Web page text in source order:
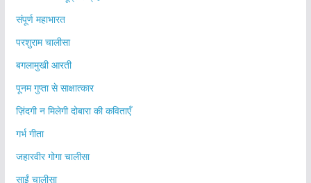
संपूर्ण महाभारत
परशुराम चालीसा
बगलामुखी आरती
पूनम गुप्ता से साक्षात्कार
ज़िंदगी न मिलेगी दोबारा की कविताएँ
गर्भ गीता
जहारवीर गोगा चालीसा
साईं चालीसा